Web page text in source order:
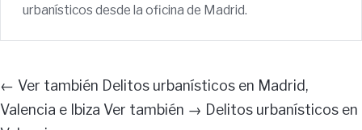
urbanísticos desde la oficina de Madrid.
← Ver también Delitos urbanísticos en Madrid,
Valencia e Ibiza Ver también → Delitos urbanísticos en